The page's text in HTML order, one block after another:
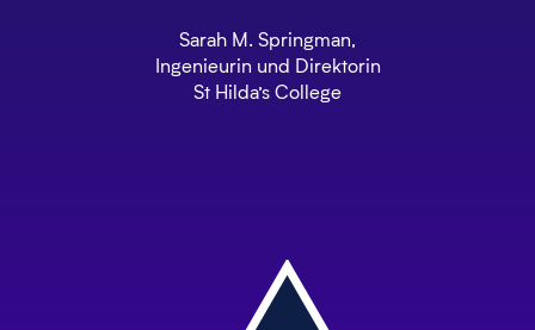
Sarah M. Springman,
Ingenieurin und Direktorin
St Hilda’s College